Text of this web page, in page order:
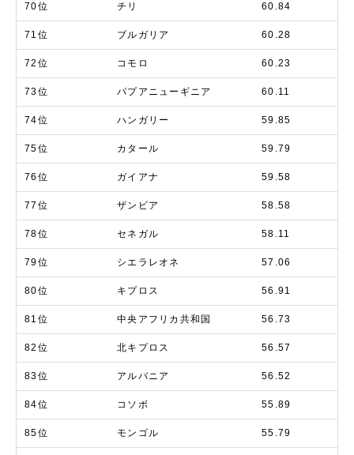
70位 チリ 60.84
71位 ブルガリア 60.28
72位 コモロ 60.23
73位 パプアニューギニア 60.11
74位 ハンガリー 59.85
75位 カタール 59.79
76位 ガイアナ 59.58
77位 ザンビア 58.58
78位 セネガル 58.11
79位 シエラレオネ 57.06
80位 キプロス 56.91
81位 中央アフリカ共和国 56.73
82位 北キプロス 56.57
83位 アルバニア 56.52
84位 コソボ 55.89
85位 モンゴル 55.79